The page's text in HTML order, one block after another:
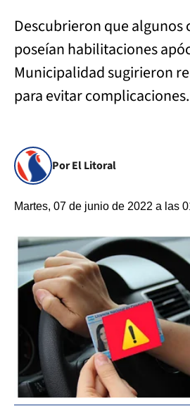
Descubrieron que algunos
poseían habilitaciones
Municipalidad sugirieron
para evitar complicaciones.
Por El Litoral
Martes, 07 de junio de 2022 a las